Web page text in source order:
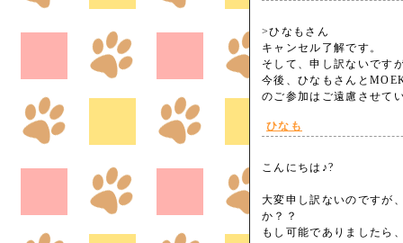
>ひなもさん
キャンセル了解です。
そして、申し訳ないです
今後、ひなもさんと
のご参加はご遠慮させ
ひなも
こんにちは♪?
大変申し訳ないのですが
か？？
もし可能でありましたら